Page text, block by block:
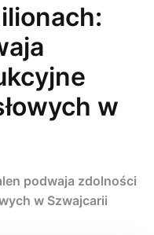
w
podwaja zdolności
w Szwajcarii